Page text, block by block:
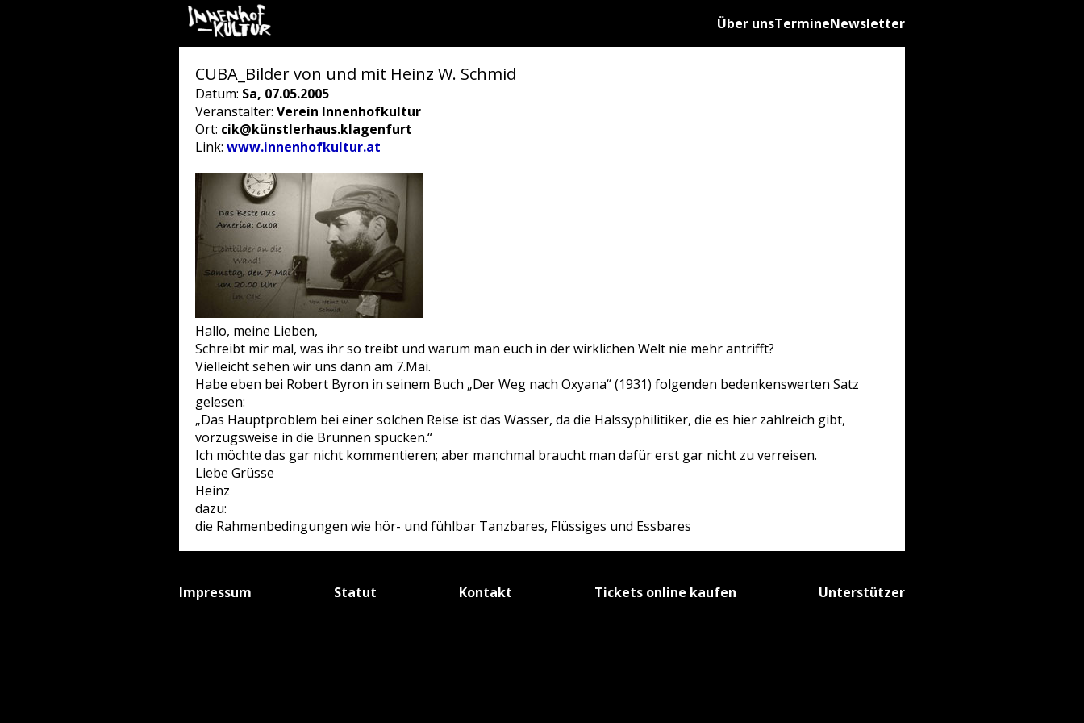
Über unsTermineNewsletter
CUBA_Bilder von und mit Heinz W. Schmid
Datum: Sa, 07.05.2005
Veranstalter: Verein Innenhofkultur
Ort: cik@künstlerhaus.klagenfurt
Link: www.innenhofkultur.at
Hallo, meine Lieben,
Schreibt mir mal, was ihr so treibt und warum man euch in der wirklichen Welt nie mehr antrifft?
Vielleicht sehen wir uns dann am 7.Mai.
Habe eben bei Robert Byron in seinem Buch „Der Weg nach Oxyana“ (1931) folgenden bedenkenswerten Satz
gelesen:
„Das Hauptproblem bei einer solchen Reise ist das Wasser, da die Halssyphilitiker, die es hier zahlreich gibt,
vorzugsweise in die Brunnen spucken.“
Ich möchte das gar nicht kommentieren; aber manchmal braucht man dafür erst gar nicht zu verreisen.
Liebe Grüsse
Heinz
dazu:
die Rahmenbedingungen wie hör- und fühlbar Tanzbares, Flüssiges und Essbares
Impressum Statut Kontakt Tickets online kaufen Unterstützer